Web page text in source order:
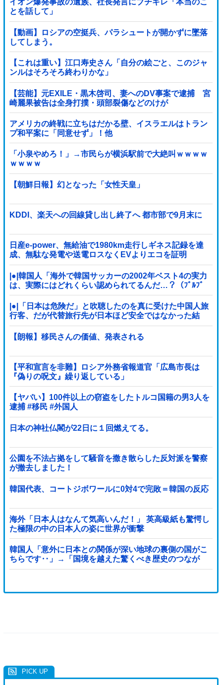
イオン爆発事故の遺族、社長発言にブチギレ「本当のこ
とを話して」
【動画】ロシアの空挺兵、パラシュートが開かずに墜落
してしまう。
【これは重い】江口寿史さん「自分の絵ごと、このジャ
ンルはそろそろ終わりかな」
【芸能】元EXILE・黒木啓司、妻へのDV事案で逮捕 宮
崎麗果被告は全身打撲・頭部裂傷などのけが
アメリカの終戦に立ちはだかる壁、イスラエルはトラン
プ和平案に「同意せず」！他
「小泉やめろ！」→市民らが横浜駅前で大絶叫ｗｗｗｗ
ｗｗｗｗ
【朝鮮日報】幻となった「女性天皇」
KDDI、楽天への回線貸し出し終了へ 都市部で9月末に
日産e-power、無給油で1980km走行しギネス記録を達
成、無駄な発電や送電ロスなくEVよりエコを証明
|●|韓国人「海外で韓国サッカーの2002年ベスト4の実力
は、実際にはどれくらい認められてるんだ…？（ﾌﾞﾙﾌﾞ
ﾙ」＝韓国の反応
|●|「日本は危険だ」と吹聴したのを真に受けた中国人旅
行客、だが代替旅行先が日本ほど安全ではなかった結
果……
【朗報】移民さんの価値、発表される
【平和宣言を非難】ロシア外務省報道官「広島市長は
『偽りの呪文』繰り返している」
【ヤバい】100件以上の窃盗をしたトルコ国籍の男3人を
逮捕 #移民 #外国人
日本の神社仏閣が22日に１回燃えてる。
公園を不法占拠をして騒音を撒き散らした反対派を警察
が撤去しました！
韓国代表、コートジボワールに0対4で完敗＝韓国の反応
海外「日本人はなんて気高いんだ！」 英高級紙も驚愕し
た極限の中の日本人の姿に世界が衝撃
韓国人「意外に日本との関係が深い地球の裏側の国がこ
ちらです‥」→「国境を越えた驚くべき歴史のつなが
り‥」